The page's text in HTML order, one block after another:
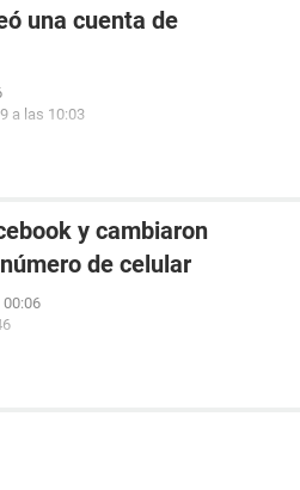
una cuenta de
a las 10:03
y cambiaron
de celular